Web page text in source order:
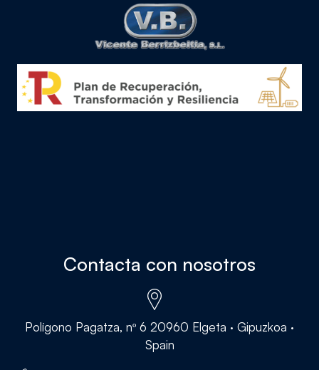
Contacta con nosotros
Polígono Pagatza, nº 6 20960 Elgeta · Gipuzkoa ·
Spain